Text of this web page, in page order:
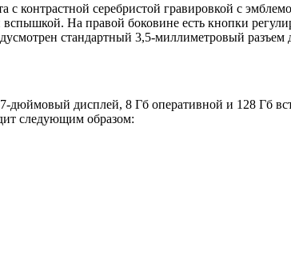
контрастной серебристой гравировкой с
На правой боковине есть кнопки
стандартный 3,5-миллиметровый разъем
дюймовый дисплей, 8 Гб оперативной и 128 Гб
следующим образом: